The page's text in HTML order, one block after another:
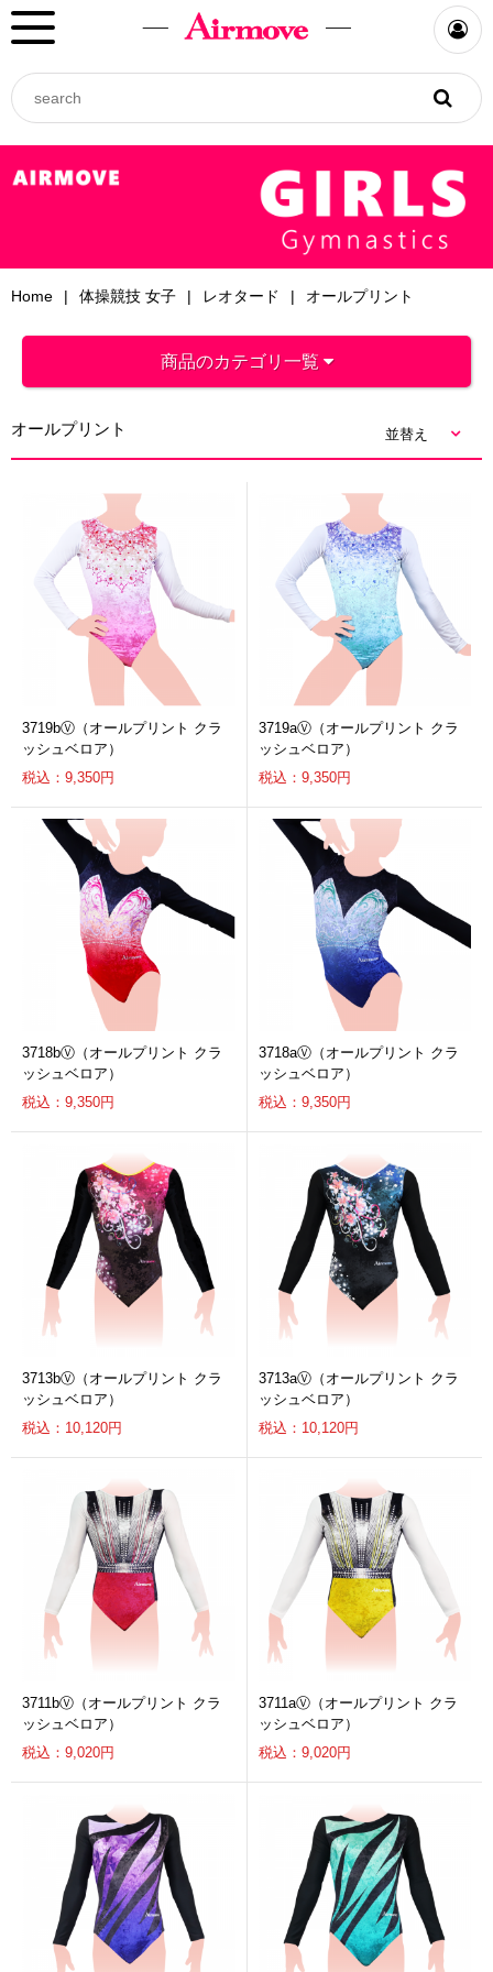
Home 体操競技 女子 レオタード オールプリント
商品のカテゴリ一覧
オールプリント 並替え
3719bⓋ（オールプリント クラ
ッシュベロア）
税込：9,350円
3719aⓋ（オールプリント クラ
ッシュベロア）
税込：9,350円
3718bⓋ（オールプリント クラ
ッシュベロア）
税込：9,350円
3718aⓋ（オールプリント クラ
ッシュベロア）
税込：9,350円
3713bⓋ（オールプリント クラ
ッシュベロア）
税込：10,120円
3713aⓋ（オールプリント クラ
ッシュベロア）
税込：10,120円
3711bⓋ（オールプリント クラ
ッシュベロア）
税込：9,020円
3711aⓋ（オールプリント クラ
ッシュベロア）
税込：9,020円